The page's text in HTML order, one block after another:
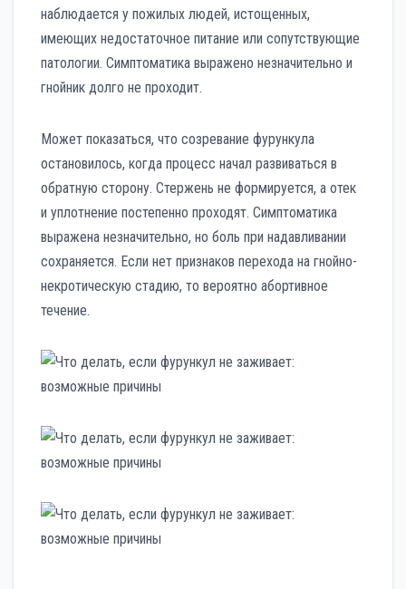
наблюдается у пожилых людей, истощенных,
имеющих недостаточное питание или сопутствующие
патологии. Симптоматика выражено незначительно и
гнойник долго не проходит.
Может показаться, что созревание фурункула
остановилось, когда процесс начал развиваться в
обратную сторону. Стержень не формируется, а отек
и уплотнение постепенно проходят. Симптоматика
выражена незначительно, но боль при надавливании
сохраняется. Если нет признаков перехода на гнойно-
некротическую стадию, то вероятно абортивное
течение.